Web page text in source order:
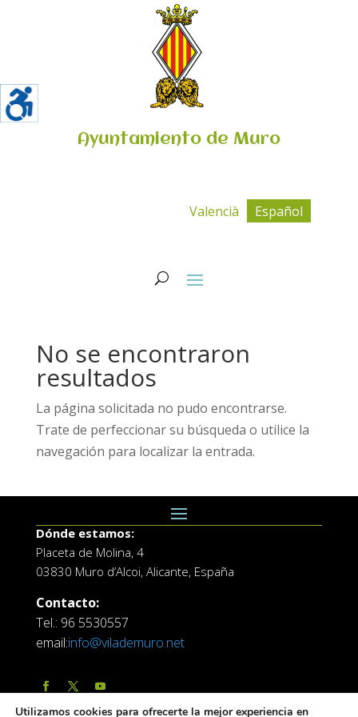
Ayuntamiento de Muro
Valencià Español
No se encontraron
resultados
La página solicitada no pudo encontrarse.
Trate de perfeccionar su búsqueda o utilice la
navegación para localizar la entrada.
Dónde estamos:
Placeta de Molina, 4
03830 Muro d’Alcoi, Alicante, España
Contacto:
Tel.: 96 5530557
email:info@vilademuro.net
Utilizamos cookies para ofrecerte la mejor experiencia en